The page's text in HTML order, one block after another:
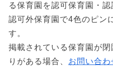
る保育園を認可保育園・
認可外保育園で4色のピン
す。
掲載されている保育園が
りがある場合、 お問い合わ